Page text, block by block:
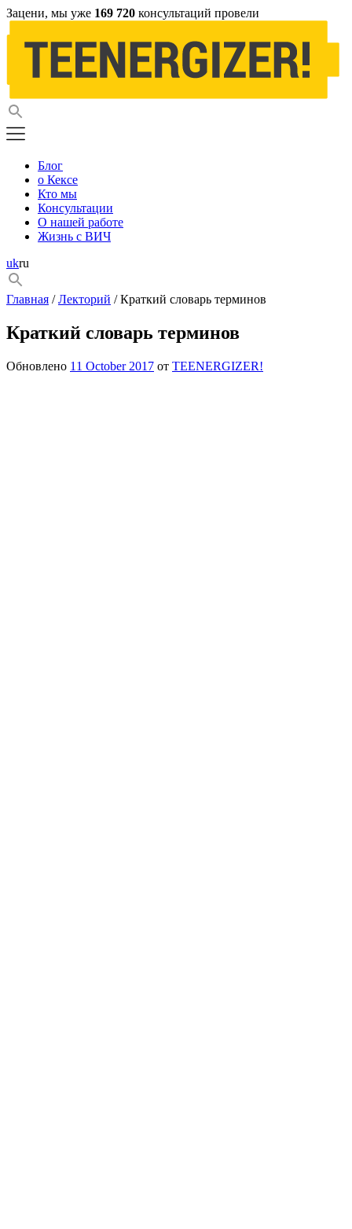
Зацени, мы уже 169 720 консультаций провели
Блог
о Кексе
Кто мы
Консультации
О нашей работе
Жизнь с ВИЧ
ukru
Главная /Лекторий / Краткий словарь терминов
Краткий словарь терминов
Обновлено 11 October 2017 от TEENERGIZER!